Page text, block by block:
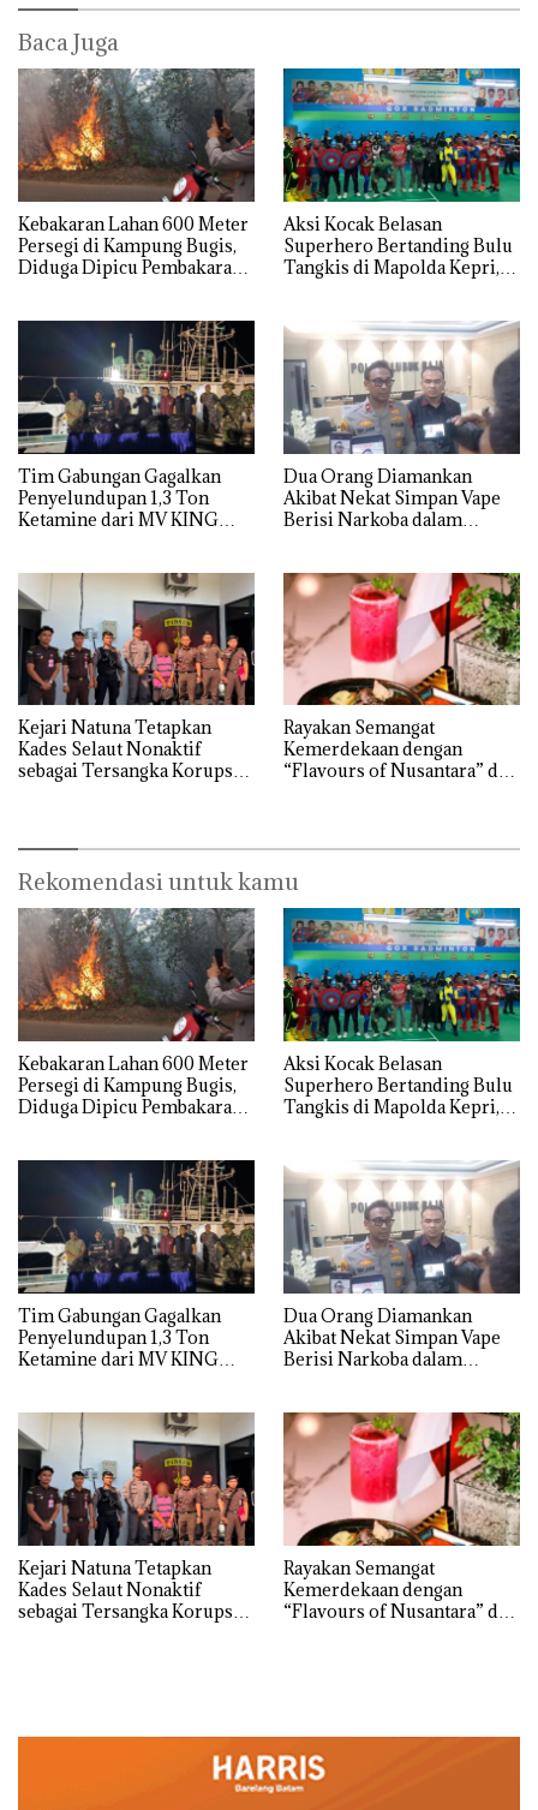
Baca Juga
Kebakaran Lahan 600 Meter
Persegi di Kampung Bugis,
Diduga Dipicu Pembakaran
Aksi Kocak Belasan
Superhero Bertanding Bulu
Tangkis di Mapolda Kepri,
Tim Gabungan Gagalkan
Penyelundupan 1,3 Ton
Ketamine dari MV KING
Dua Orang Diamankan
Akibat Nekat Simpan Vape
Berisi Narkoba dalam
Kejari Natuna Tetapkan
Kades Selaut Nonaktif
sebagai Tersangka Korupsi
Rayakan Semangat
Kemerdekaan dengan
“Flavours of Nusantara” di
Rekomendasi untuk kamu
Kebakaran Lahan 600 Meter
Persegi di Kampung Bugis,
Diduga Dipicu Pembakaran
Aksi Kocak Belasan
Superhero Bertanding Bulu
Tangkis di Mapolda Kepri,
Tim Gabungan Gagalkan
Penyelundupan 1,3 Ton
Ketamine dari MV KING
Dua Orang Diamankan
Akibat Nekat Simpan Vape
Berisi Narkoba dalam
Kejari Natuna Tetapkan
Kades Selaut Nonaktif
sebagai Tersangka Korupsi
Rayakan Semangat
Kemerdekaan dengan
“Flavours of Nusantara” di